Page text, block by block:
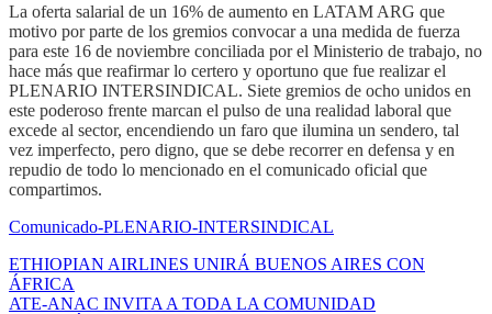
La oferta salarial de un 16% de aumento en LATAM ARG que
motivo por parte de los gremios convocar a una medida de fuerza
para este 16 de noviembre conciliada por el Ministerio de trabajo, no
hace más que reafirmar lo certero y oportuno que fue realizar el
PLENARIO INTERSINDICAL. Siete gremios de ocho unidos en
este poderoso frente marcan el pulso de una realidad laboral que
excede al sector, encendiendo un faro que ilumina un sendero, tal
vez imperfecto, pero digno, que se debe recorrer en defensa y en
repudio de todo lo mencionado en el comunicado oficial que
compartimos.
Comunicado-PLENARIO-INTERSINDICAL
ETHIOPIAN AIRLINES UNIRÁ BUENOS AIRES CON
ÁFRICA
ATE-ANAC INVITA A TODA LA COMUNIDAD